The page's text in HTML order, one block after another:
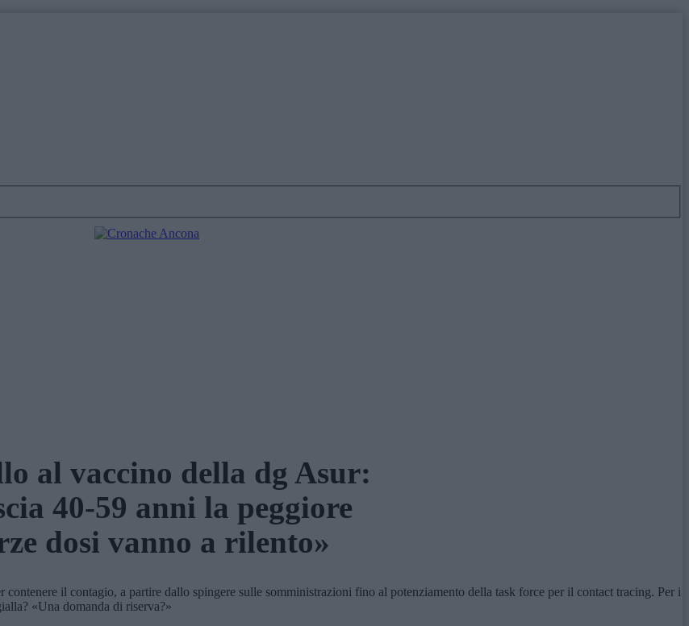
al vaccino della dg Asur:
40-59 anni la peggiore
dosi vanno a rilento»
il contagio, a partire dallo spingere sulle somministrazioni fino al potenziamento della task force per il contact tracing. Per i
«Una domanda di riserva?»